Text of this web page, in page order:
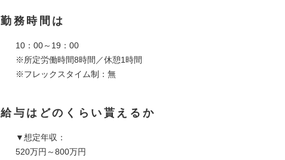
勤務時間は
10：00～19：00
※所定労働時間8時間／休憩1時間
※フレックスタイム制：無
給与はどのくらい貰えるか
▼想定年収：
520万円～800万円